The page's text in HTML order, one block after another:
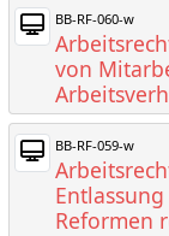
BB-RF-060-w
von
BB-RF-059-w
Reformen